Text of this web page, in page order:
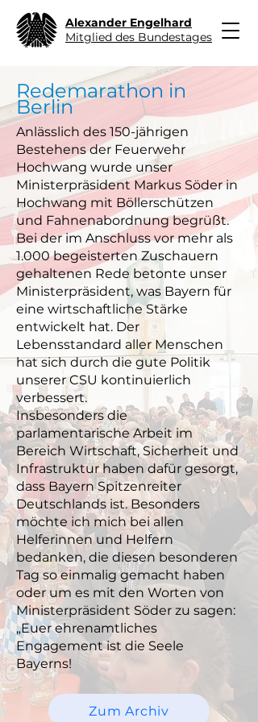
Alexander Engelhard
Mitglied des Bundestages
Redemarathon in
Berlin
Anlässlich des 150-jährigen
Bestehens der Feuerwehr
Hochwang wurde unser
Ministerpräsident Markus Söder in
Hochwang mit Böllerschützen
und Fahnenabordnung begrüßt.
Bei der im Anschluss vor mehr als
1.000 begeisterten Zuschauern
gehaltenen Rede betonte unser
Ministerpräsident, was Bayern für
eine wirtschaftliche Stärke
entwickelt hat. Der
Lebensstandard aller Menschen
hat sich durch die gute Politik
unserer CSU kontinuierlich
verbessert.
Insbesonders die
parlamentarische Arbeit im
Bereich Wirtschaft, Sicherheit und
Infrastruktur haben dafür gesorgt,
dass Bayern Spitzenreiter
Deutschlands ist. Besonders
möchte ich mich bei allen
Helferinnen und Helfern
bedanken, die diesen besonderen
Tag so einmalig gemacht haben
oder um es mit den Worten von
Ministerpräsident Söder zu sagen:
„Euer ehrenamtliches
Engagement ist die Seele
Bayerns!
Zum Archiv